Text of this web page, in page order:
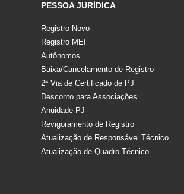
PESSOA JURÍDICA
Registro Novo
Registro MEI
Autônomos
Baixa/Cancelamento de Registro
2ª Via de Certificado de PJ
Desconto para Associações
Anuidade PJ
Revigoramento de Registro
Atualização de Responsável Técnico
Atualização de Quadro Técnico